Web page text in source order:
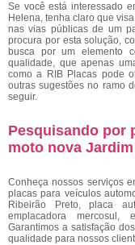
Se você está interessado
Helena, tenha claro que
nas vias públicas de um
procura por esta solução,
busca por um elemento
qualidade, que apenas
como a RIB Placas pode
outras sugestões no ramo
seguir.
Pesquisando por
moto nova
Conheça nossos serviços
placas para veículos
Ribeirão Preto, placa
emplacadora mercosul,
Garantimos a satisfação
qualidade para nossos